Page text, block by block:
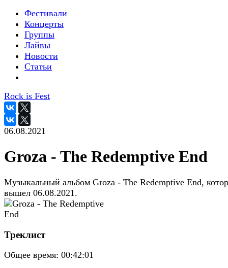
Фестивали
Концерты
Группы
Лайвы
Новости
Статьи
Rock is Fest
06.08.2021
Groza - The Redemptive End
Музыкальный альбом Groza - The Redemptive End,
вышел 06.08.2021.
Треклист
Общее время: 00:42:01